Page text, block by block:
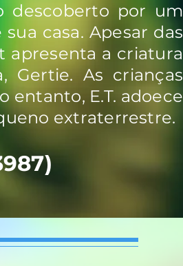
descoberto por um
casa. Apesar das
apresenta a criatura
Gertie. As crianças
entanto, E.T. adoece
extraterrestre.